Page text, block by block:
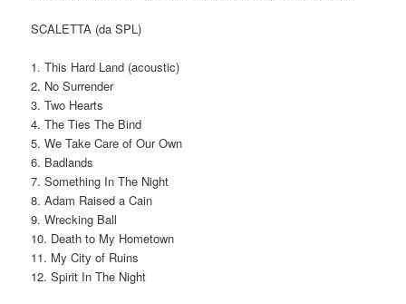
SCALETTA (da SPL)
1. This Hard Land (acoustic)
2. No Surrender
3. Two Hearts
4. The Ties The Bind
5. We Take Care of Our Own
6. Badlands
7. Something In The Night
8. Adam Raised a Cain
9. Wrecking Ball
10. Death to My Hometown
11. My City of Ruins
12. Spirit In The Night